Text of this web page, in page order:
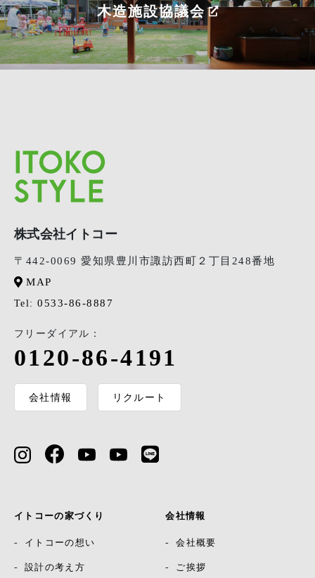
木造施設協議会
株式会社イトコー
〒442-0069 愛知県豊川市諏訪西町２丁目248番地
MAP
Tel: 0533-86-8887
フリーダイアル：
0120-86-4191
会社情報 リクルート
イトコーの家づくり
イトコーの想い
設計の考え方
会社情報
会社概要
ご挨拶